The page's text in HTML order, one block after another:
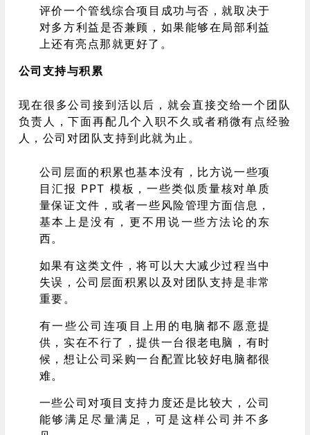
评价一个管线综合项目成功与否，就取决于
对多方利益是否兼顾，如果能够在局部利益
上还有亮点那就更好了。
公司支持与积累
现在很多公司接到活以后，就会直接交给一个团队
负责人，下面再配几个入职不久或者稍微有点经验
人，公司对团队支持到此就为止。
公司层面的积累也基本没有，比方说一些项
目汇报 PPT 模板，一些类似质量核对单质
量保证文件，或者一些风险管理方面信息，
基本上是没有，更不用说一些方法论的东
西。
如果有这类文件，将可以大大减少过程当中
失误，公司层面积累以及对团队支持是非常
重要。
有一些公司连项目上用的电脑都不愿意提
供，实在不行了，提供一台很老电脑，有时
候，想让公司采购一台配置比较好电脑都很
难。
一些公司对项目支持力度还是比较大，公司
能够满足尽量满足，可是这样公司并不多